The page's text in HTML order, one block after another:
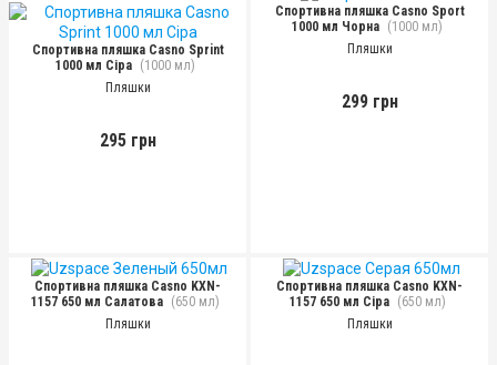
Спортивна пляшка Casno Sprint
1000 мл Сіра (1000 мл)
Пляшки
295 грн
Спортивна пляшка Casno Sport
1000 мл Чорна (1000 мл)
Пляшки
299 грн
Спортивна пляшка Casno KXN-
1157 650 мл Салатова (650 мл)
Пляшки
Спортивна пляшка Casno KXN-
1157 650 мл Сіра
(650 мл)
Пляшки